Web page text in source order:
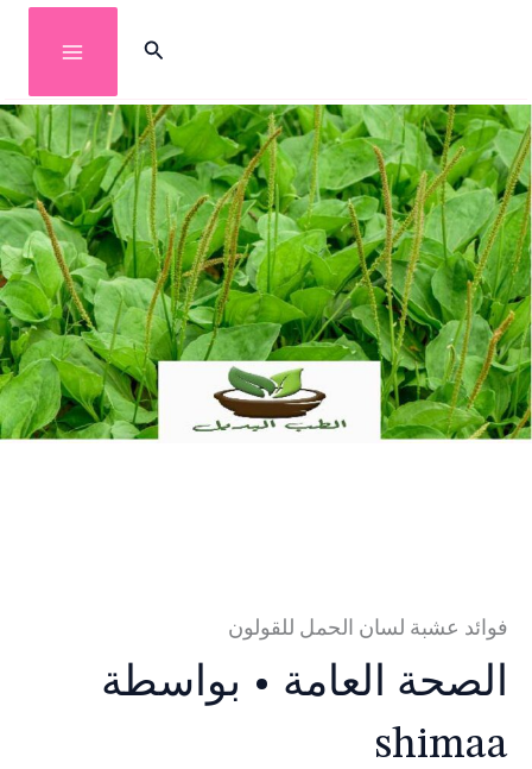
إلى
المحتوى
البحث
فوائد عشبة لسان الحمل للقولون
الصحة العامة • بواسطة
shimaa